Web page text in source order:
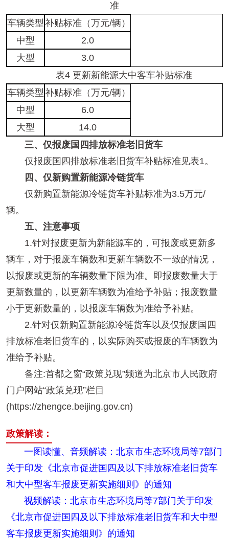
准
车辆类型 补贴标准（万元/辆）
中型
2.0
大型
3.0
表4 更新新能源大中客车补贴标准
车辆类型 补贴标准（万元/辆）
中型
6.0
大型
14.0
三、仅报废国四排放标准老旧货车
仅报废国四排放标准老旧货车补贴标准见表1。
四、仅新购置新能源冷链货车
仅新购置新能源冷链货车补贴标准为3.5万元/
辆。
五、注意事项
1.针对报废更新为新能源车的，可报废或更新多
辆车，对于报废车辆数和更新车辆数不一致的情况，
以报废或更新的车辆数量下限为准。即报废数量大于
更新数量的，以更新车辆数为准给予补贴；报废数量
小于更新数量的，以报废车辆数为准给予补贴。
2.针对仅新购置新能源冷链货车以及仅报废国四
排放标准老旧货车的，以实际购买或报废的车辆数为
准给予补贴。
备注:首都之窗“政策兑现”频道为北京市人民政府
门户网站“政策兑现”栏目
(https://zhengce.beijing.gov.cn)
政策解读：
一图读懂、音频解读：北京市生态环境局等7部门
关于印发《北京市促进国四及以下排放标准老旧货车
和大中型客车报废更新实施细则》的通知
视频解读：北京市生态环境局等7部门关于印发
《北京市促进国四及以下排放标准老旧货车和大中型
客车报废更新实施细则》的通知